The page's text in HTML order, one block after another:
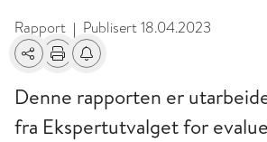
Rapport | Publisert18.04.2023
Del Skriv utFå varsel om endringer
Denne rapporten er
fra Ekspertutvalget for